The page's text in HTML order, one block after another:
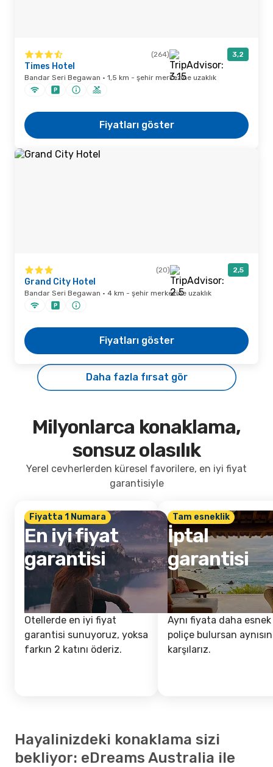
(264) 3,2
Times Hotel
Bandar Seri Begawan · 1,5 km - şehir merkezine uzaklık
Fiyatları göster
(20) 2,5
Grand City Hotel
Bandar Seri Begawan · 4 km - şehir merkezine uzaklık
Fiyatları göster
Daha fazla fırsat gör
Milyonlarca konaklama,
sonsuz olasılık
Yerel cevherlerden küresel favorilere, en iyi fiyat
garantisiyle
Fiyatta 1 Numara
En iyi fiyat
garantisi
Otellerde en iyi fiyat
garantisi sunuyoruz, yoksa
farkın 2 katını öderiz.
Tam esneklik
İptal
garantisi
Aynı fiyata daha
poliçe bulursan
karşılarız.
Hayalinizdeki konaklama sizi
bekliyor: eDreams Australia ile